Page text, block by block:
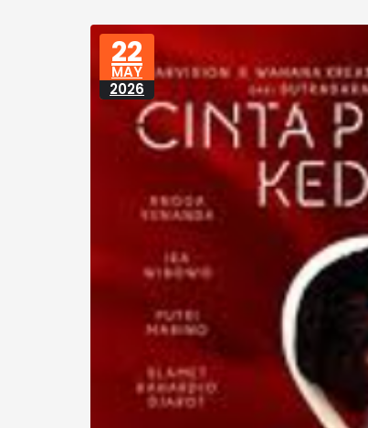
22
MAY
2026